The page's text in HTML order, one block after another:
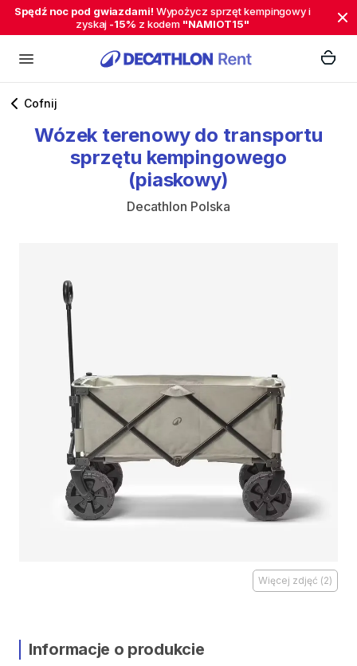
Spędź noc pod gwiazdami! Wypożycz sprzęt kempingowy i
zyskaj -15% z kodem "NAMIOT15"
Cofnij
Wózek terenowy do transportu
sprzętu kempingowego
(piaskowy)
Decathlon Polska
Więcej zdjęć (2)
Informacje o produkcie